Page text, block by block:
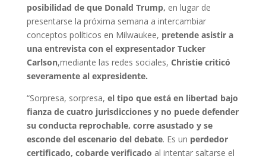
posibilidad de que Donald Trump, en lugar de
presentarse la próxima semana a intercambiar
conceptos políticos en Milwaukee, pretende asistir a
una entrevista con el expresentador Tucker
Carlson,mediante las redes sociales, Christie criticó
severamente al expresidente.
“Sorpresa, sorpresa, el tipo que está en libertad bajo
fianza de cuatro jurisdicciones y no puede defender
su conducta reprochable, corre asustado y se
esconde del escenario del debate. Es un perdedor
certificado, cobarde verificado al intentar saltarse el